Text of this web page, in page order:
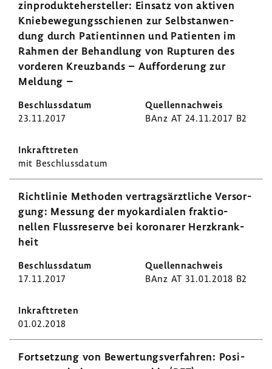
zin­pro­dukte­her­steller: Einsatz von aktiven
Knie­be­we­gungs­schienen zur Selbst­an­wen­
dung durch Pati­en­tinnen und Pati­enten im
Rahmen der Behand­lung von Rupturen des
vorderen Kreuz­bands – Auffor­de­rung zur
Meldung –
23.11.2017 BAnz AT 24.11.2017 B2
mit Beschluss­datum
Richt­linie Methoden vertrags­ärzt­liche Versor­
gung: Messung der myokar­dialen frak­tio­
nellen Fluss­re­serve bei koro­narer Herz­krank­
heit
17.11.2017 BAnz AT 31.01.2018 B2
01.02.2018
Fort­set­zung von Bewer­tungs­ver­fahren: Posi­